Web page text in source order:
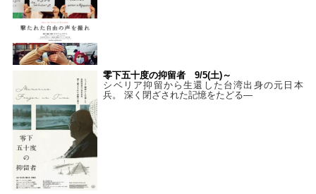
零下五十度の抑留者 9/5(土)～
シベリア抑留から生還した台湾出身の元日本
兵。 深く閉ざされた記憶をたどる—